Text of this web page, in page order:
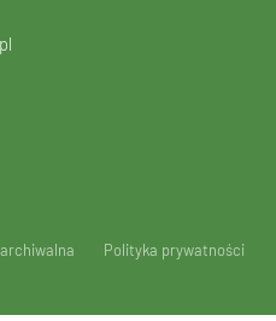
Polityka prywatności